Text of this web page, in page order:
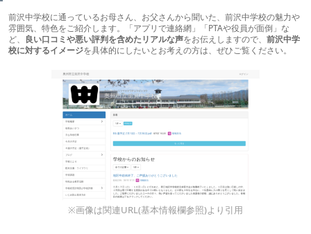
前沢中学校に通っているお母さん、お父さんから聞いた、前沢中学校の魅力や
雰囲気、特色をご紹介します。「アプリで連絡網」「PTAや役員が面倒」な
ど、
良い口コミや悪い評判を含めたリアルな声をお伝えしますので、 前沢中学
校に対するイメージを具体的にしたいとお考えの方は、ぜひご覧ください。
※画像は関連URL(基本情報欄参照)より引用